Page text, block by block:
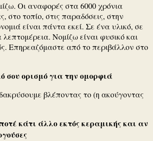
Οι αναφορές στα 6000 χρόνια
στο τοπίο, στις παραδόσεις, στην
είναι πάντα εκεί. Σε ένα υλικό, σε
λεπτομέρεια. Νομίζω είναι φυσικό και
Επηρεαζόμαστε από το περιβάλλον στο
σου ορισμό για την ομορφιά
βλέποντας το (η ακούγοντας
κάτι άλλο εκτός κεραμικής και αν